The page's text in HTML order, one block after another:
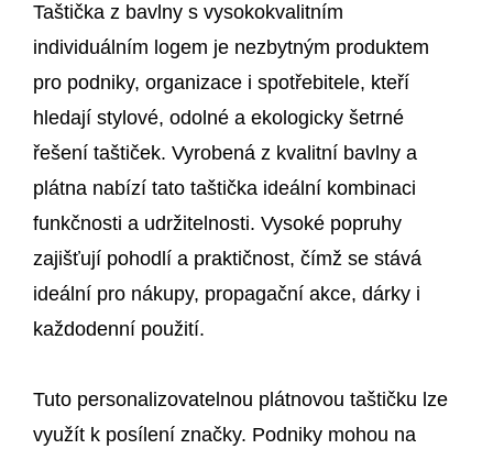
Taštička z bavlny s vysokokvalitním
individuálním logem je nezbytným produktem
pro podniky, organizace i spotřebitele, kteří
hledají stylové, odolné a ekologicky šetrné
řešení taštiček. Vyrobená z kvalitní bavlny a
plátna nabízí tato taštička ideální kombinaci
funkčnosti a udržitelnosti. Vysoké popruhy
zajišťují pohodlí a praktičnost, čímž se stává
ideální pro nákupy, propagační akce, dárky i
každodenní použití.
Tuto personalizovatelnou plátnovou taštičku lze
využít k posílení značky. Podniky mohou na